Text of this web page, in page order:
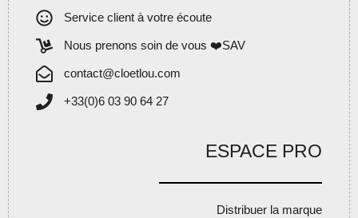
Service client à votre écoute
Nous prenons soin de vous ❤️SAV
contact@cloetlou.com
+33(0)6 03 90 64 27
ESPACE PRO
Distribuer la marque